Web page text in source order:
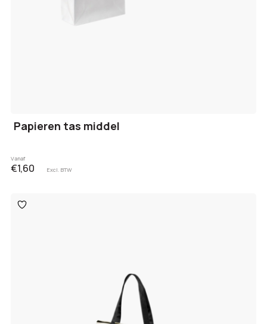
Papieren tas middel
Vanaf
€1,60 Excl. BTW
Toevoegen
aan